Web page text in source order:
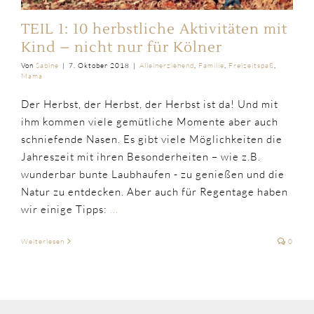
TEIL 1: 10 herbstliche Aktivitäten mit
Kind – nicht nur für Kölner
Von Sabine | 7. Oktober 2018 | Alleinerziehend, Familie, Freizeitspaß,
Mama
Der Herbst, der Herbst, der Herbst ist da! Und mit
ihm kommen viele gemütliche Momente aber auch
schniefende Nasen. Es gibt viele Möglichkeiten die
Jahreszeit mit ihren Besonderheiten – wie z.B.
wunderbar bunte Laubhaufen - zu genießen und die
Natur zu entdecken. Aber auch für Regentage haben
wir einige Tipps: ...
Weiterlesen 0